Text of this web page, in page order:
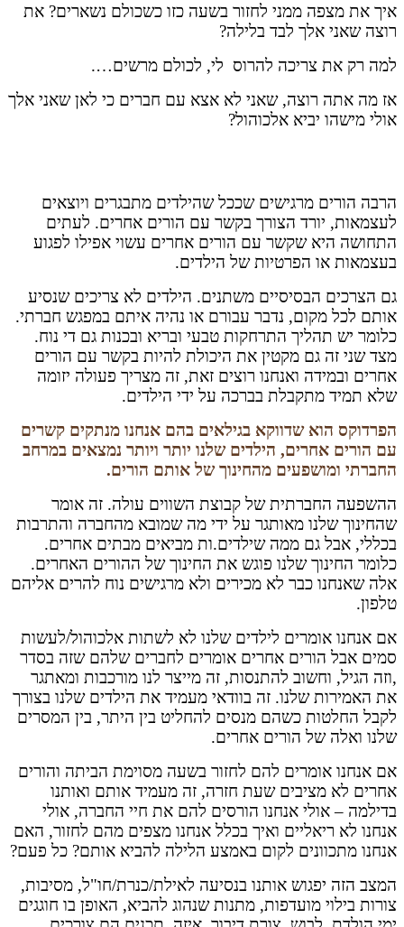
איך את מצפה ממני לחזור בשעה כזו כשכולם נשארים? את
רוצה שאני אלך לבד בלילה?
למה רק את צריכה להרוס לי, לכולם מרשים….
אז מה אתה רוצה, שאני לא אצא עם חברים כי לאן שאני אלך
אולי מישהו יביא אלכוהול?
הרבה הורים מרגישים שככל שהילדים מתבגרים ויוצאים
לעצמאות, יורד הצורך בקשר עם הורים אחרים. לעתים
התחושה היא שקשר עם הורים אחרים עשוי אפילו לפגוע
בעצמאות או הפרטיות של הילדים.
גם הצרכים הבסיסיים משתנים. הילדים לא צריכים שנסיע
אותם לכל מקום, נדבר עבורם או נהיה איתם במפגש חברתי.
כלומר יש תהליך התרחקות טבעי ובריא ובכנות גם די נוח.
מצד שני זה גם מקטין את היכולת להיות בקשר עם הורים
אחרים ובמידה ואנחנו רוצים זאת, זה מצריך פעולה יזומה
שלא תמיד מתקבלת בברכה על ידי הילדים.
הפרדוקס הוא שדווקא בגילאים בהם אנחנו מנתקים קשרים
עם הורים אחרים, הילדים שלנו יותר ויותר נמצאים במרחב
החברתי ומושפעים מהחינוך של אותם הורים.
ההשפעה החברתית של קבוצת השווים עולה. זה אומר
שהחינוך שלנו מאותגר על ידי מה שמובא מהחברה והתרבות
בכללי, אבל גם ממה שילדים.ות מביאים מבתים אחרים.
כלומר החינוך שלנו פוגש את החינוך של ההורים האחרים.
אלה שאנחנו כבר לא מכירים ולא מרגישים נוח להרים אליהם
טלפון.
אם אנחנו אומרים לילדים שלנו לא לשתות אלכוהול/לעשות
סמים אבל הורים אחרים אומרים לחברים שלהם שזה בסדר
,וזה הגיל, וחשוב להתנסות, זה מייצר לנו מורכבות ומאתגר
את האמירות שלנו. זה בוודאי מעמיד את הילדים שלנו בצורך
לקבל החלטות כשהם מנסים להחליט בין היתר, בין המסרים
שלנו ואלה של הורים אחרים.
אם אנחנו אומרים להם לחזור בשעה מסוימת הביתה והורים
אחרים לא מציבים שעת חזרה, זה מעמיד אותם ואותנו
בדילמה – אולי אנחנו הורסים להם את חיי החברה, אולי
אנחנו לא ריאליים ואיך בכלל אנחנו מצפים מהם לחזור, האם
אנחנו מתכוונים לקום באמצע הלילה להביא אותם? כל פעם?
המצב הזה יפגוש אותנו בנסיעה לאילת/כנרת/חו"ל, מסיבות,
צורות בילוי מועדפות, מתנות שנהוג להביא, האופן בו חוגגים